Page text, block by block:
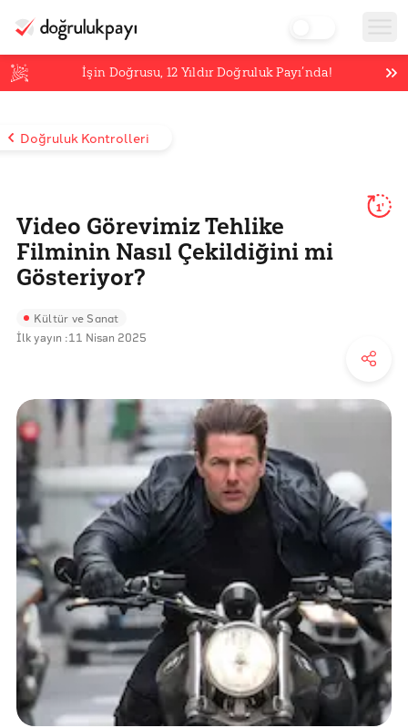
İşin Doğrusu,12 Yıldır Doğruluk Payı’nda!
Doğruluk Kontrolleri
Video Görevimiz Tehlike
Filminin Nasıl Çekildiğini mi
Gösteriyor?
1'
Kültür ve Sanat
İlk yayın :11 Nisan 2025